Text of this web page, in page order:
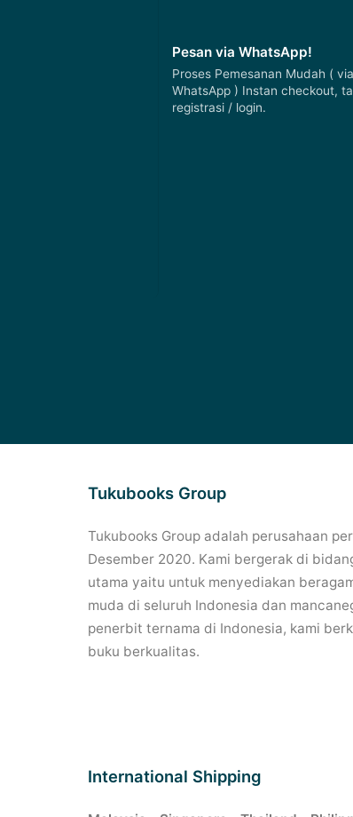
Pesan via WhatsApp!
Proses Pemesanan Mudah ( via
WhatsApp ) Instan checkout,
registrasi / login.
Tukubooks Group
Tukubooks Group adalah perusahaan
Desember 2020. Kami bergerak di
utama yaitu untuk menyediakan
muda di seluruh Indonesia dan
penerbit ternama di Indonesia, kami
buku berkualitas.
International Shipping